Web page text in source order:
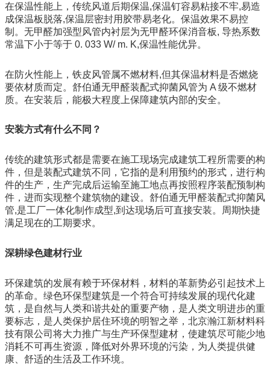
在保温性能上，传统风道后期保温,保温钉容易粘接不牢,易造
成保温板脱落,保温层密封用胶带易老化。保温效果不易控
制。无甲醛加强型风管内衬层为无甲醛环保消音板, 导热系数
常温下小于等于 0. 033 W/ m. K,保温性能优异。
在防火性能上，铁皮风管属不燃材料,但其保温材料是否燃烧
要依材质而定。舒伯通无甲醛装配式抑菌风管为 A 级不燃材
质。在安装后，能极大程度上保障建筑内部的安全。
安装方式有什么不同？
传统的建筑形式都是需要在施工现场完成建筑工程所需要的构
件，但是装配式建筑不同，它指的是利用预约的形式，进行构
件的生产，生产完成后运输至施工地点再按照程序装配预制构
件，进而实现整个建筑物的建设。舒伯通无甲醛装配式抑菌风
管,是工厂一体化制作成型,到达现场后可直接安装。周期快捷
满足现在的工期要求。
深耕绿色建材行业
环保建筑的发展有赖于环保材料，材料的革新势必引起技术上
的革命。绿色环保型建筑是一个符合可持续发展的现代化建
筑，是自然与人类和谐共处的重要产物，是人类文明进步的重
要标志，是人类保护居住环境的明智之举，北京瀚江新材料科
技有限公司将大力推广与生产环保型建材，使建筑尽可能少地
消耗不可再生资源，降低对外界环境的污染，为人类提供健
康、舒适的生活及工作环境。